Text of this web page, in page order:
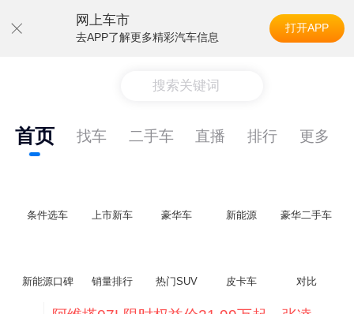
网上车市
去APP了解更多精彩汽车信息
打开APP
搜索关键词
首页 找车 二手车 直播 排行 更多
条件选车 上市新车 豪华车 新能源 豪华二手车
新能源口碑 销量排行 热门SUV 皮卡车 对比